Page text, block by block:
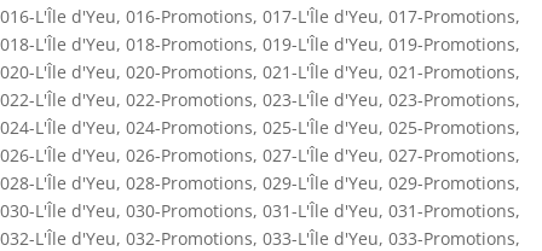
016-L'Île d'Yeu, 016-Promotions, 017-L'Île d'Yeu, 017-Promotions,
018-L'Île d'Yeu, 018-Promotions, 019-L'Île d'Yeu, 019-Promotions,
020-L'Île d'Yeu, 020-Promotions, 021-L'Île d'Yeu, 021-Promotions,
022-L'Île d'Yeu, 022-Promotions, 023-L'Île d'Yeu, 023-Promotions,
024-L'Île d'Yeu, 024-Promotions, 025-L'Île d'Yeu, 025-Promotions,
026-L'Île d'Yeu, 026-Promotions, 027-L'Île d'Yeu, 027-Promotions,
028-L'Île d'Yeu, 028-Promotions, 029-L'Île d'Yeu, 029-Promotions,
030-L'Île d'Yeu, 030-Promotions, 031-L'Île d'Yeu, 031-Promotions,
032-L'Île d'Yeu, 032-Promotions, 033-L'Île d'Yeu, 033-Promotions,